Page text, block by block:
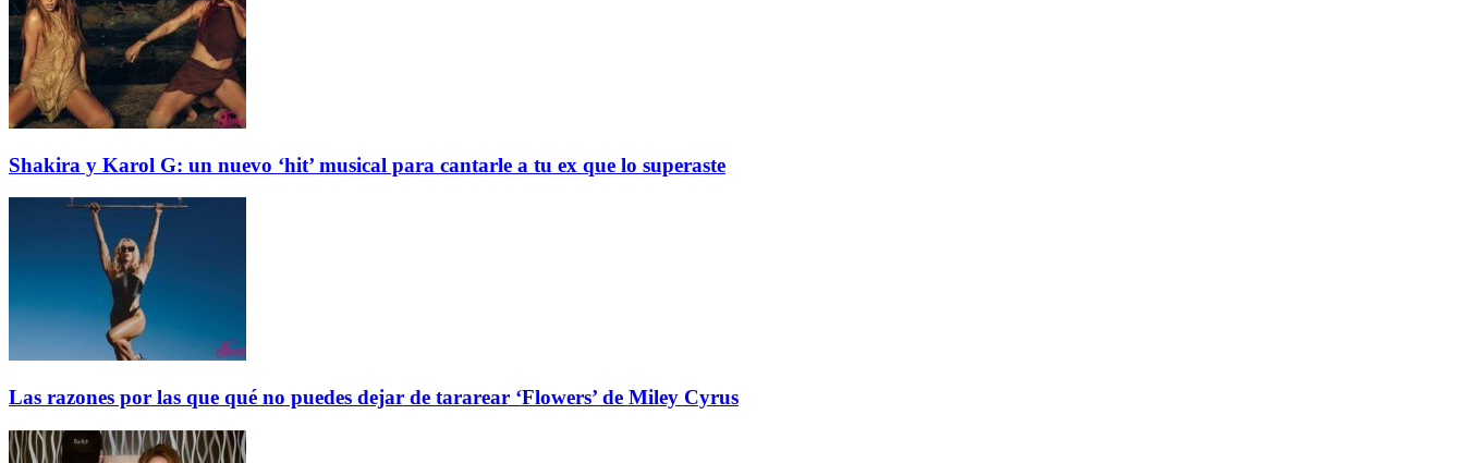
Shakira y Karol G: un nuevo ‘hit’ musical para cantarle a tu ex que lo superaste
Las razones por las que qué no puedes dejar de tararear ‘Flowers’ de Miley Cyrus